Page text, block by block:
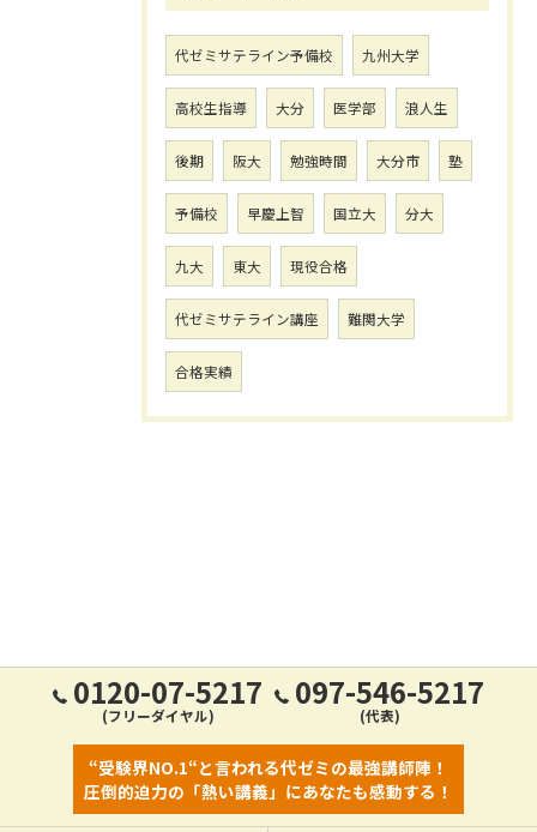
代ゼミサテライン予備校 九州大学
高校生指導 大分 医学部 浪人生
後期 阪大 勉強時間 大分市 塾
予備校 早慶上智 国立大 分大
九大 東大 現役合格
代ゼミサテライン講座 難関大学
合格実績
0120-07-5217
(フリーダイヤル)
097-546-5217
(代表)
“受験界NO.1“と言われる代ゼミの最強講師陣！
圧倒的迫力の「熱い講義」にあなたも感動する！